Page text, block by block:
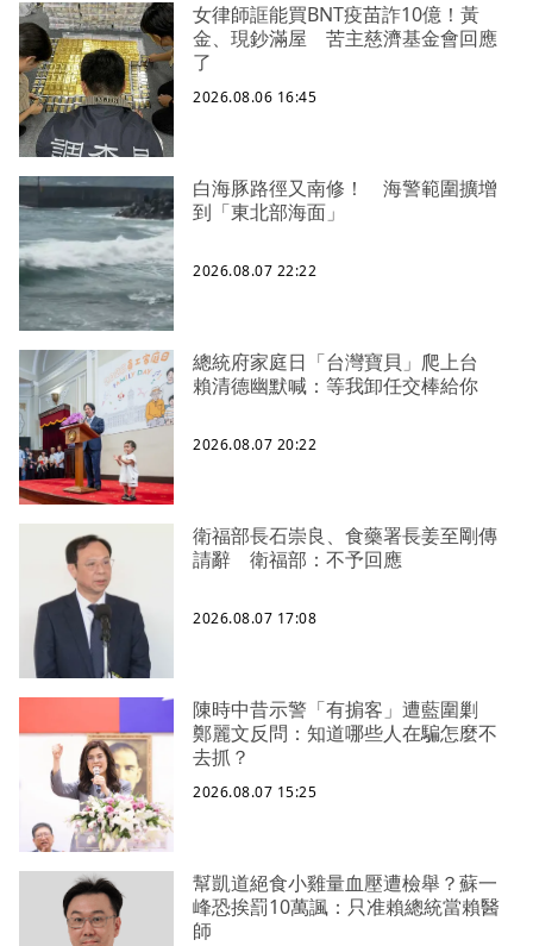
女律師誆能買BNT疫苗詐10億！黃
金、現鈔滿屋 苦主慈濟基金會回應
了
2026.08.06 16:45
白海豚路徑又南修！ 海警範圍擴增
到「東北部海面」
2026.08.07 22:22
總統府家庭日「台灣寶貝」爬上台
賴清德幽默喊：等我卸任交棒給你
2026.08.07 20:22
衛福部長石崇良、食藥署長姜至剛傳
請辭 衛福部：不予回應
2026.08.07 17:08
陳時中昔示警「有掮客」遭藍圍剿
鄭麗文反問：知道哪些人在騙怎麼不
去抓？
2026.08.07 15:25
幫凱道絕食小雞量血壓遭檢舉？蘇一
峰恐挨罰10萬諷：只准賴總統當賴醫
師